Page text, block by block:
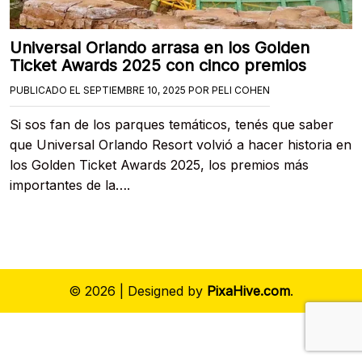
Universal Orlando arrasa en los Golden
Ticket Awards 2025 con cinco premios
PUBLICADO EL SEPTIEMBRE 10, 2025 POR PELI COHEN
Si sos fan de los parques temáticos, tenés que saber
que Universal Orlando Resort volvió a hacer historia en
los Golden Ticket Awards 2025, los premios más
importantes de la….
© 2026 Designed by PixaHive.com.